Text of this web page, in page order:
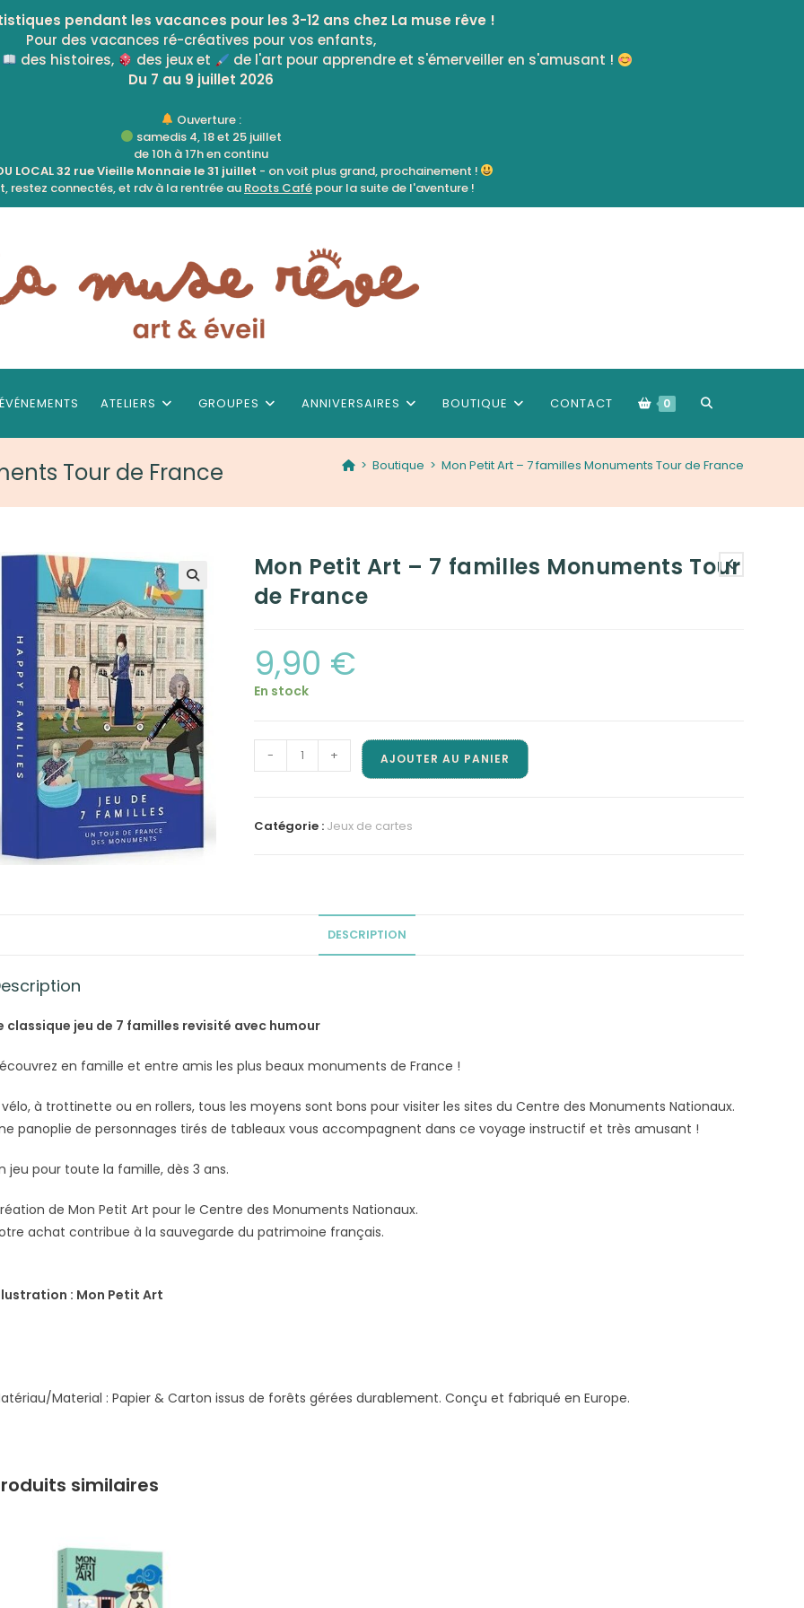
pendant les vacances pour les 3-12 ans chez La muse rêve !
Pour des vacances ré-créatives pour vos enfants,
des histoires, des jeux et
de l'art pour apprendre et s'émerveiller en s'amusant !
Du 7 au 9 juillet 2026
Ouverture :
samedis 4, 18 et 25 juillet
de 10h à 17h en continu
DU LOCAL 32 rue Vieille Monnaie le 31 juillet - on voit plus grand, prochainement !
restez connectés, et rdv à la rentrée au Roots Café pour la suite de l'aventure !
ÉVÉNEMENTS ATELIERS GROUPES ANNIVERSAIRES BOUTIQUE CONTACT 0 TOGGLE
WEBSITE
Tour de France > Boutique > Mon Petit Art – 7 familles Monuments Tour de France
Mon Petit Art – 7 familles Monuments Tour
de France
9,90 €
En stock
quantité
de
Monuments
- + AJOUTER AU PANIER
Catégorie : Jeux de cartes
DESCRIPTION
classique jeu de 7 familles revisité avec humour
en famille et entre amis les plus beaux monuments de France !
vélo, à trottinette ou en rollers, tous les moyens sont bons pour visiter les sites du Centre des Monuments Nationaux.
panoplie de personnages tirés de tableaux vous accompagnent dans ce voyage instructif et très amusant !
jeu pour toute la famille, dès 3 ans.
de Mon Petit Art pour le Centre des Monuments Nationaux.
achat contribue à la sauvegarde du patrimoine français.
: Mon Petit Art
Material : Papier & Carton issus de forêts gérées durablement. Conçu et fabriqué en Europe.
similaires